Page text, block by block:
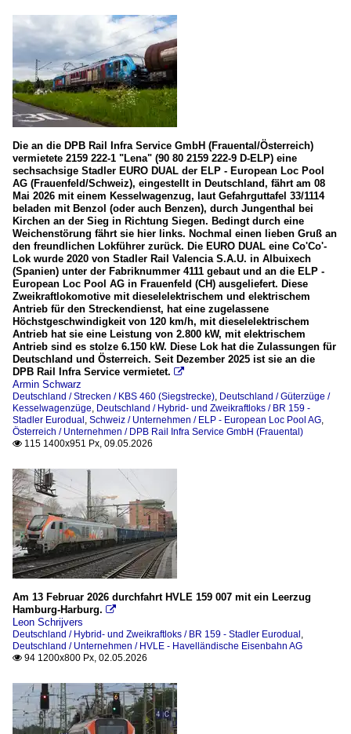
Die an die DPB Rail Infra Service GmbH (Frauental/Österreich)
vermietete 2159 222-1 "Lena" (90 80 2159 222-9 D-ELP) eine
sechsachsige Stadler EURO DUAL der ELP - European Loc Pool
AG (Frauenfeld/Schweiz), eingestellt in Deutschland, fährt am 08
Mai 2026 mit einem Kesselwagenzug, laut Gefahrguttafel 33/1114
beladen mit Benzol (oder auch Benzen), durch Jungenthal bei
Kirchen an der Sieg in Richtung Siegen. Bedingt durch eine
Weichenstörung fährt sie hier links. Nochmal einen lieben Gruß an
den freundlichen Lokführer zurück. Die EURO DUAL eine Co'Co'-
Lok wurde 2020 von Stadler Rail Valencia S.A.U. in Albuixech
(Spanien) unter der Fabriknummer 4111 gebaut und an die ELP -
European Loc Pool AG in Frauenfeld (CH) ausgeliefert. Diese
Zweikraftlokomotive mit dieselelektrischem und elektrischem
Antrieb für den Streckendienst, hat eine zugelassene
Höchstgeschwindigkeit von 120 km/h, mit dieselelektrischem
Antrieb hat sie eine Leistung von 2.800 kW, mit elektrischem
Antrieb sind es stolze 6.150 kW. Diese Lok hat die Zulassungen für
Deutschland und Österreich. Seit Dezember 2025 ist sie an die
DPB Rail Infra Service vermietet. 
Armin Schwarz
Deutschland / Strecken / KBS 460 (Siegstrecke), Deutschland / Güterzüge /
Kesselwagenzüge, Deutschland / Hybrid- und Zweikraftloks / BR 159 -
Stadler Eurodual, Schweiz / Unternehmen / ELP - European Loc Pool AG,
Österreich / Unternehmen / DPB Rail Infra Service GmbH (Frauental)
 115 1400x951 Px, 09.05.2026
Am 13 Februar 2026 durchfahrt HVLE 159 007 mit ein Leerzug
Hamburg-Harburg. 
Leon Schrijvers
Deutschland / Hybrid- und Zweikraftloks / BR 159 - Stadler Eurodual,
Deutschland / Unternehmen / HVLE - Havelländische Eisenbahn AG
 94 1200x800 Px, 02.05.2026